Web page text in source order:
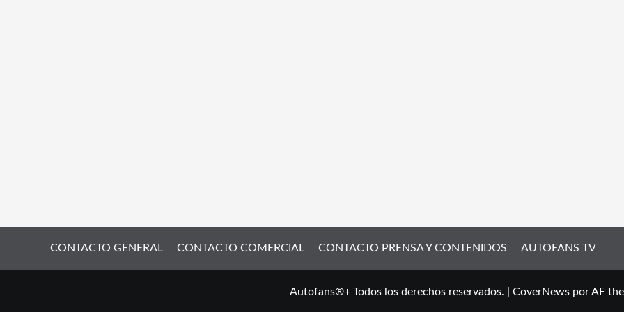
CONTACTO GENERAL CONTACTO COMERCIAL CONTACTO PRENSA Y CONTENIDOS AUTOFANS TV
Autofans®+ Todos los derechos reservados. CoverNews por AF